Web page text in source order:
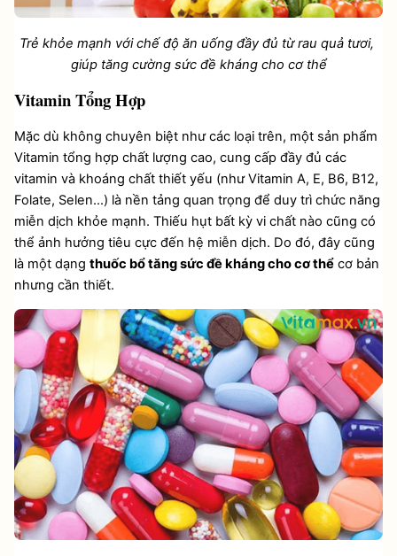
Trẻ khỏe mạnh với chế độ ăn uống đầy đủ từ rau quả tươi,
giúp tăng cường sức đề kháng cho cơ thể
Vitamin Tổng Hợp
Mặc dù không chuyên biệt như các loại trên, một sản phẩm
Vitamin tổng hợp chất lượng cao, cung cấp đầy đủ các
vitamin và khoáng chất thiết yếu (như Vitamin A, E, B6, B12,
Folate, Selen...) là nền tảng quan trọng để duy trì chức năng
miễn dịch khỏe mạnh. Thiếu hụt bất kỳ vi chất nào cũng có
thể ảnh hưởng tiêu cực đến hệ miễn dịch. Do đó, đây cũng
là một dạng thuốc bổ tăng sức đề kháng cho cơ thể cơ bản
nhưng cần thiết.